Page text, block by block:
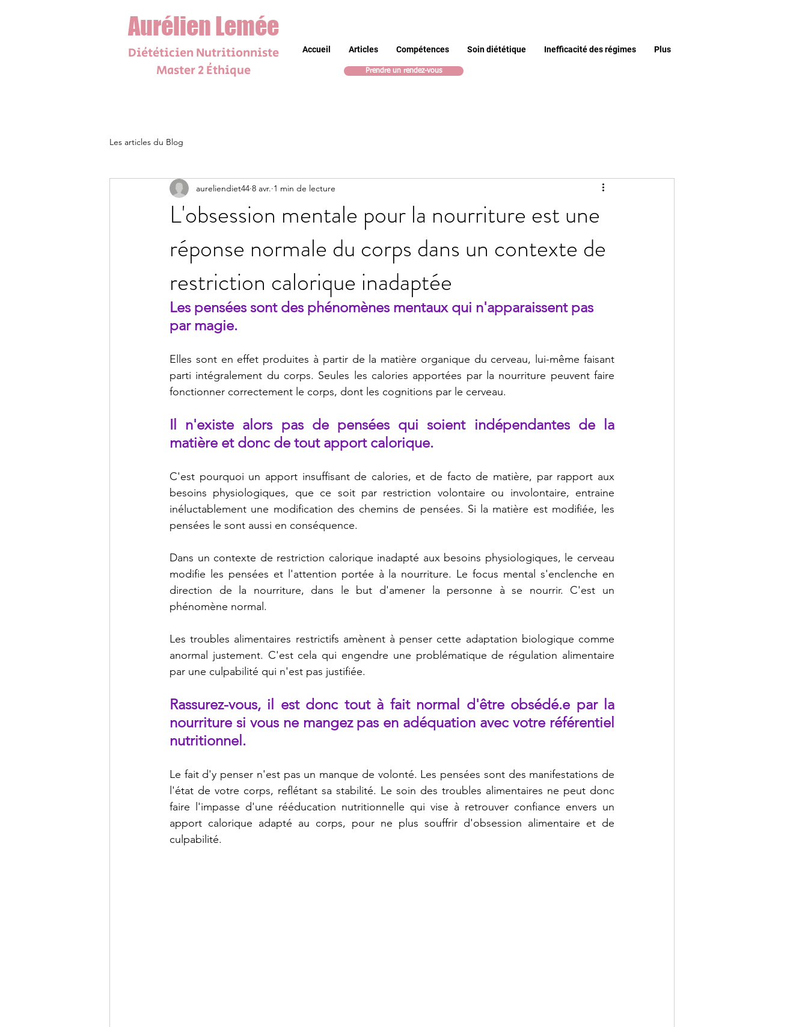
Aurélien Lemée
Diététicien Nutritionniste
Master 2 Éthique
Accueil Articles Compétences Soin diététique Inefficacité des régimes Plus
Prendre un rendez-vous
Les articles du Blog
L'obsession mentale pour la nourriture est une
réponse normale du corps dans un contexte de
restriction calorique inadaptée
aureliendiet44 8 avr. 1 min de lecture
Les pensées sont des phénomènes mentaux qui n'apparaissent pas
par magie.
Elles sont en effet produites à partir de la matière organique du cerveau, lui-même faisant
parti intégralement du corps. Seules les calories apportées par la nourriture peuvent faire
fonctionner correctement le corps, dont les cognitions par le cerveau.
Il n'existe alors pas de pensées qui soient indépendantes de la
matière et donc de tout apport calorique.
C'est pourquoi un apport insuffisant de calories, et de facto de matière, par rapport aux
besoins physiologiques, que ce soit par restriction volontaire ou involontaire, entraine
inéluctablement une modification des chemins de pensées. Si la matière est modifiée, les
pensées le sont aussi en conséquence.
Dans un contexte de restriction calorique inadapté aux besoins physiologiques, le cerveau
modifie les pensées et l'attention portée à la nourriture. Le focus mental s'enclenche en
direction de la nourriture, dans le but d'amener la personne à se nourrir. C'est un
phénomène normal.
Les troubles alimentaires restrictifs amènent à penser cette adaptation biologique comme
anormal justement. C'est cela qui engendre une problématique de régulation alimentaire
par une culpabilité qui n'est pas justifiée.
Rassurez-vous, il est donc tout à fait normal d'être obsédé.e par la
nourriture si vous ne mangez pas en adéquation avec votre référentiel
nutritionnel.
Le fait d'y penser n'est pas un manque de volonté. Les pensées sont des manifestations de
l'état de votre corps, reflétant sa stabilité. Le soin des troubles alimentaires ne peut donc
faire l'impasse d'une rééducation nutritionnelle qui vise à retrouver confiance envers un
apport calorique adapté au corps, pour ne plus souffrir d'obsession alimentaire et de
culpabilité.